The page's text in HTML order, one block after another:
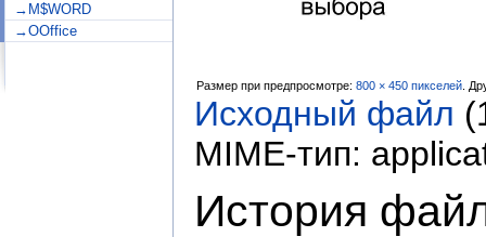
→M$WORD
→OOffice
Размер при предпросмотре: 800 × 450 пикселей
Исходный файл
MIME-тип:
История